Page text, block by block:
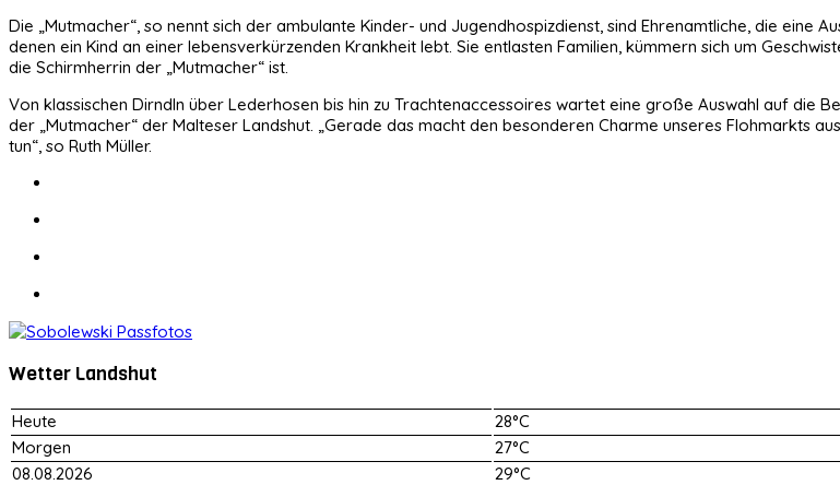
Die „Mutmacher“, so nennt sich der ambulante Kinder- und Jugendhospizdienst, sind Ehrenamtliche, die eine
denen ein Kind an einer lebensverkürzenden Krankheit lebt. Sie entlasten Familien, kümmern sich um
die Schirmherrin der „Mutmacher“ ist.
Von klassischen Dirndln über Lederhosen bis hin zu Trachtenaccessoires wartet eine große Auswahl auf die
der „Mutmacher“ der Malteser Landshut. „Gerade das macht den besonderen Charme unseres Flohmarkts
tun“, so Ruth Müller.
Wetter Landshut
Heute
28°C
Morgen
27°C
08.08.2026
29°C